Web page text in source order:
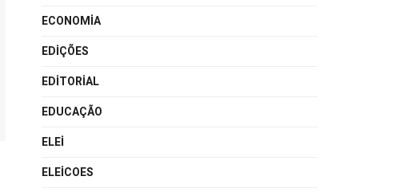
ECONOMIA
EDIÇÕES
EDITORIAL
EDUCAÇÃO
ELEI
ELEICOES